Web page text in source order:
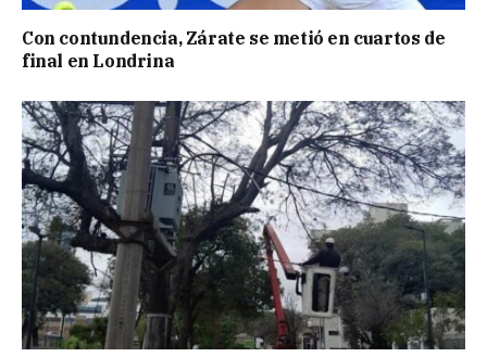
Con contundencia, Zárate se metió en cuartos de
final en Londrina